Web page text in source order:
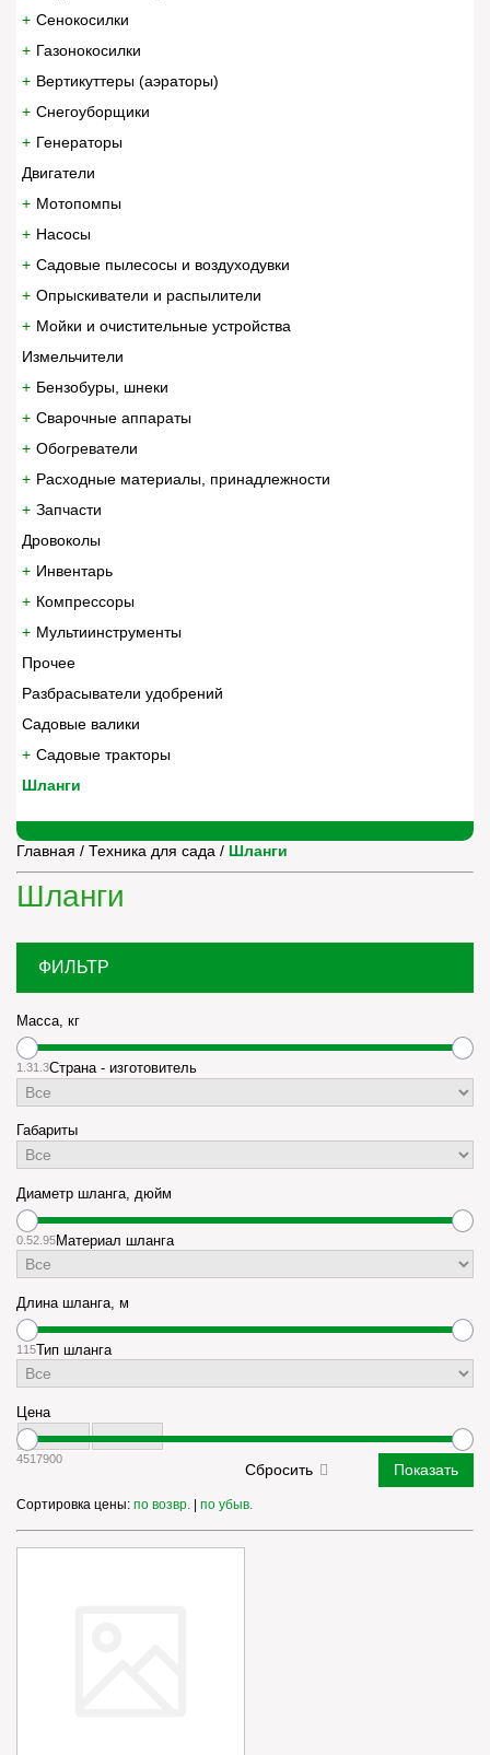
Сенокосилки
Газонокосилки
Вертикуттеры (аэраторы)
Снегоуборщики
Генераторы
Двигатели
Мотопомпы
Насосы
Садовые пылесосы и воздуходувки
Опрыскиватели и распылители
Мойки и очистительные устройства
Измельчители
Бензобуры, шнеки
Сварочные аппараты
Обогреватели
Расходные материалы, принадлежности
Запчасти
Дровоколы
Инвентарь
Компрессоры
Мультиинструменты
Прочее
Разбрасыватели удобрений
Садовые валики
Садовые тракторы
Шланги
Главная / Техника для сада / Шланги
Шланги
ФИЛЬТР
Масса, кг
1.31.3Страна - изготовитель
Габариты
Диаметр шланга, дюйм
0.52.95Материал шланга
Длина шланга, м
1 15Тип шланга
Цена
4517900
Сортировка цены: по возвр. | по убыв.